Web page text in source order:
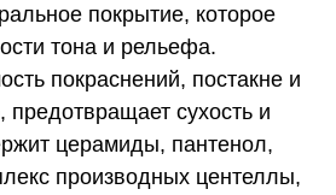
покрытие, которое
тона и рельефа.
покраснений, постакне и
сухость и
церамиды, пантенол,
производных центеллы,